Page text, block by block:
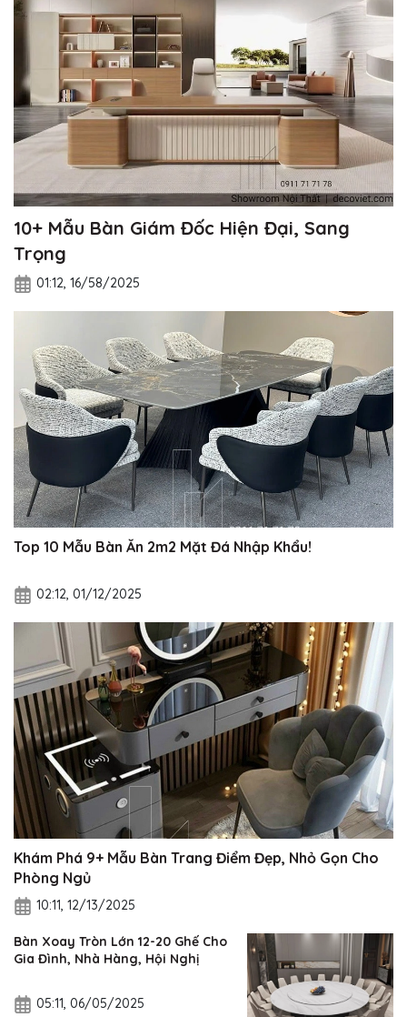
10+ Mẫu Bàn Giám Đốc Hiện Đại, Sang
Trọng
01:12, 16/58/2025
Top 10 Mẫu Bàn Ăn 2m2 Mặt Đá Nhập Khẩu!
02:12, 01/12/2025
Khám Phá 9+ Mẫu Bàn Trang Điểm Đẹp, Nhỏ Gọn Cho
Phòng Ngủ
10:11, 12/13/2025
Bàn Xoay Tròn Lớn 12-20 Ghế Cho
Gia Đình, Nhà Hàng, Hội Nghị
05:11, 06/05/2025